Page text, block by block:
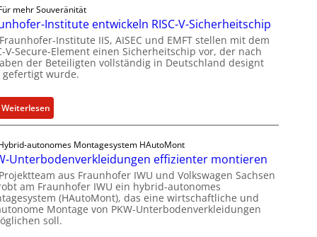
e
n
z
m
K
-
E
i
n
s
a
r
b
i
l
d
u
n
g
s
a
n
g
e
b
o
a
g
r
ü
n
e
t
e
s
c
h
ä
f
mehr Souveränität
Institute entwickeln RISC-V-Sicherheitschip
Institute IIS, AISEC und EMFT stellen mit dem
V-Secure-Element einen Sicherheitschip vor, der nach
der Beteiligten vollständig in Deutschland designt
wurde.
Weiterlesen:
F
a
u
n
h
o
f
autonomes Montagesystem HAutoMont
Unterbodenverkleidungen effizienter montieren
aus Fraunhofer IWU und Volkswagen Sachsen
am Fraunhofer IWU ein hybrid-autonomes
(HAutoMont), das eine wirtschaftliche und
Montage von PKW-Unterbodenverkleidungen
soll.